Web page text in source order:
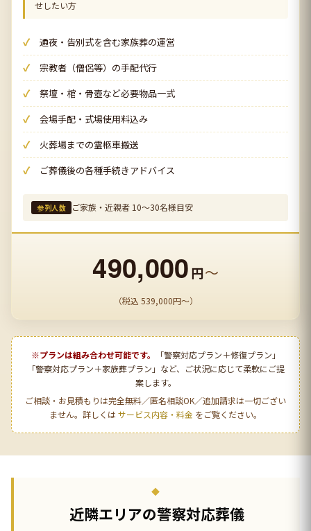
せしたい方
通夜・告別式を含む家族葬の運営
宗教者（僧侶等）の手配代行
祭壇・棺・骨壺など必要物品一式
会場手配・式場使用料込み
火葬場までの霊柩車搬送
ご葬儀後の各種手続きアドバイス
参列人数 ご家族・近親者 10〜30名様目安
490,000円〜
（税込 539,000円〜）
※プランは組み合わせ可能です。
「警察対応プラン＋修復プラン」
「警察対応プラン＋家族葬プラン」など、ご状況に応じて柔軟にご提
案します。
ご相談・お見積もりは完全無料／匿名相談OK／追加請求は一切ござい
ません。詳しくはサービス内容・料金 をご覧ください。
近隣エリアの警察対応葬儀